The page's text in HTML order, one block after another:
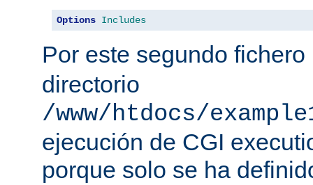
Options Includes
Por este segundo fichero
directorio
/www/htdocs/
ejecución de CGI
porque solo se ha